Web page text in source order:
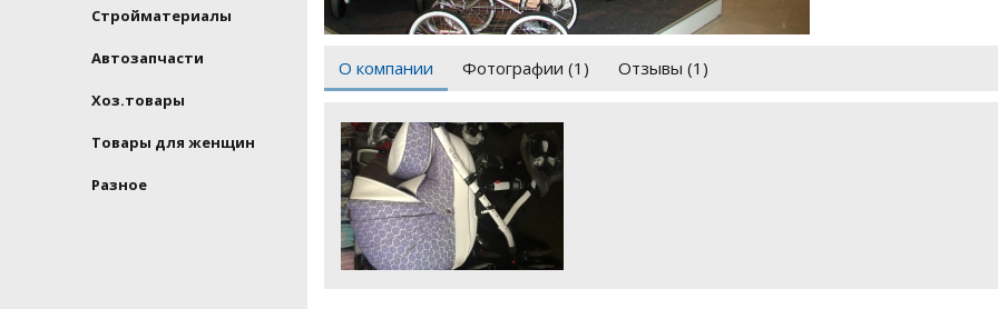
О компании Фотографии (1) Отзывы (1)
Стройматериалы
Автозапчасти
Хоз.товары
Товары для женщин
Разное